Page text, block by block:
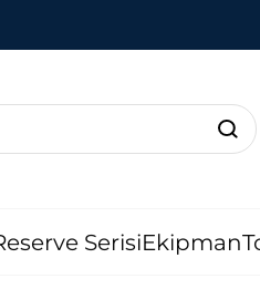
SerisiEkipman